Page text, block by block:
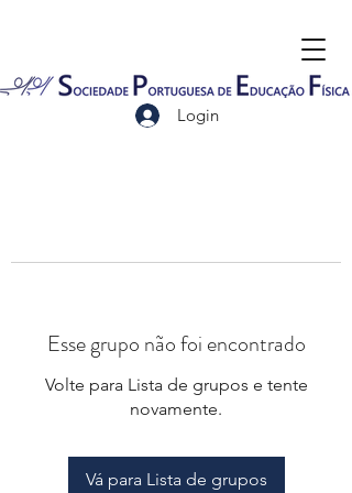
Login
Esse grupo não foi encontrado
Volte para Lista de grupos e tente
novamente.
Vá para Lista de grupos